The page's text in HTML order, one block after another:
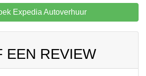
Expedia Autoverhuur
EEN REVIEW